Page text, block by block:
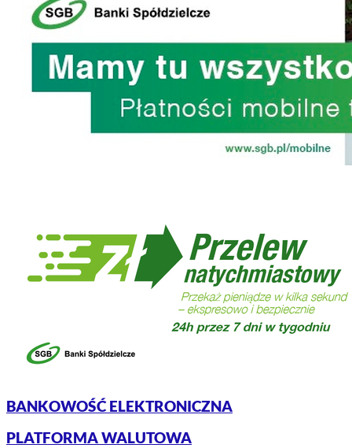
BANKOWOŚĆ ELEKTRONICZNA
PLATFORMA WALUTOWA